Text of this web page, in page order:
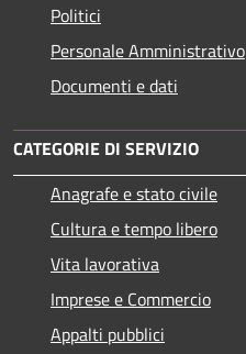
Politici
Personale Amministrativo
Documenti e dati
CATEGORIE DI SERVIZIO
Anagrafe e stato civile
Cultura e tempo libero
Vita lavorativa
Imprese e Commercio
Appalti pubblici